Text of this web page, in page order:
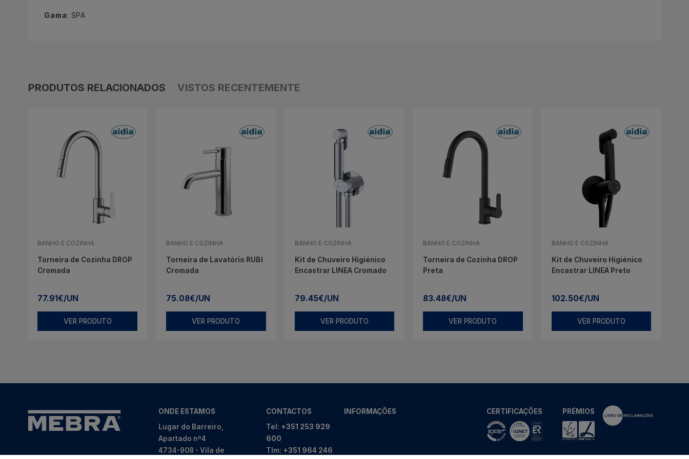
Gama: SPA
PRODUTOS RELACIONADOS VISTOS RECENTEMENTE
BANHO E COZINHA
Torneira de Cozinha DROP
Cromada
77.91€/UN
VER PRODUTO
BANHO E COZINHA
Torneira de Lavatório RUBI
Cromada
75.08€/UN
VER PRODUTO
BANHO E COZINHA
Kit de Chuveiro Higiénico
Encastrar LINEA Cromado
79.45€/UN
VER PRODUTO
BANHO E COZINHA
Torneira de Cozinha DROP
Preta
83.48€/UN
VER PRODUTO
BANHO E COZINHA
Kit de Chuveiro Higiénico
Encastrar LINEA Preto
102.50€/UN
VER PRODUTO
ONDE ESTAMOS
Lugar do Barreiro,
Apartado nº4
4734-908 - Vila de
CONTACTOS
Tel: +351 253 929
600
Tlm: +351 964 246
INFORMAÇÕES CERTIFICAÇÕES PRÉMIOS